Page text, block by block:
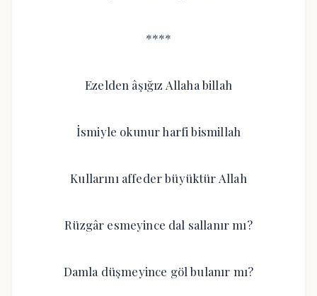
****
Ezelden âşığız Allaha billah
İsmiyle okunur harfi bismillah
Kullarını affeder büyüktür Allah
Rüzgâr esmeyince dal sallanır mı?
Damla düşmeyince göl bulanır mı?